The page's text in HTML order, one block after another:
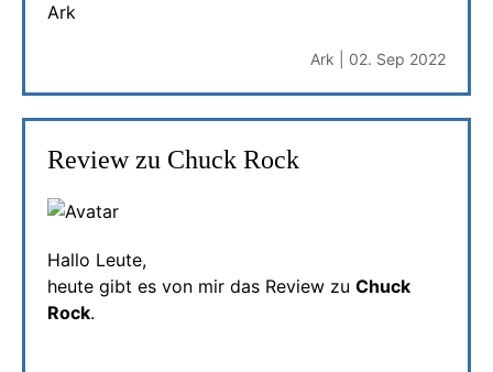
Ark
Ark | 02. Sep 2022
Review zu Chuck Rock
Hallo Leute,
heute gibt es von mir das Review zu Chuck
Rock.